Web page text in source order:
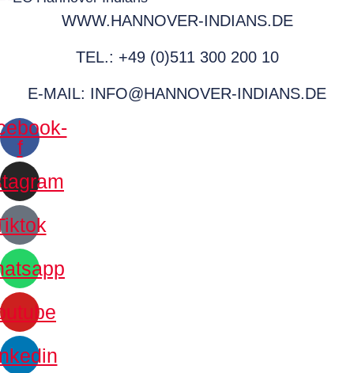
WWW.HANNOVER-INDIANS.DE
TEL.: +49 (0)511 300 200 10
E-MAIL: INFO@HANNOVER-INDIANS.DE
f